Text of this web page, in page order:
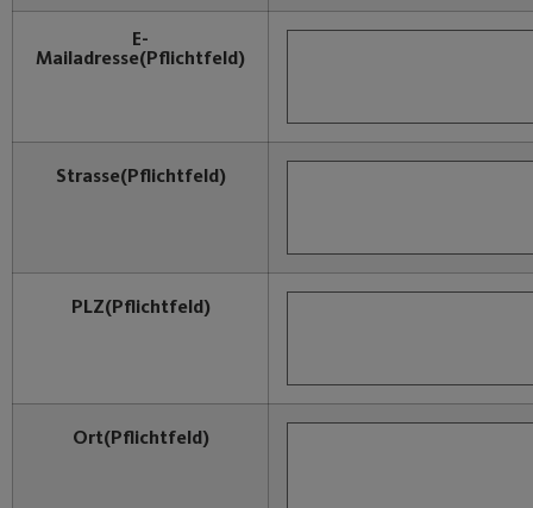
E-
Mailadresse(Pflichtfeld)
Strasse(Pflichtfeld)
PLZ(Pflichtfeld)
Ort(Pflichtfeld)